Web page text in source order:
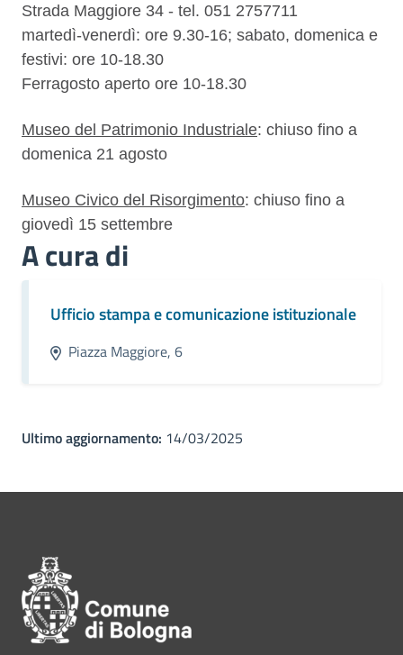
Strada Maggiore 34 - tel. 051 2757711
martedì-venerdì: ore 9.30-16; sabato, domenica e
festivi: ore 10-18.30
Ferragosto aperto ore 10-18.30
Museo del Patrimonio Industriale: chiuso fino a
domenica 21 agosto
Museo Civico del Risorgimento: chiuso fino a
giovedì 15 settembre
A cura di
Ufficio stampa e comunicazione istituzionale
Piazza Maggiore, 6
Ultimo aggiornamento: 14/03/2025